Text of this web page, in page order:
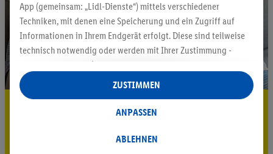
5.95 € Versand sparen³²ᵃ
App (gemeinsam: „Lidl-Dienste“) mittels verschiedener
Techniken, mit denen eine Speicherung und ein Zugriff auf
Informationen in Ihrem Endgerät erfolgt. Diese sind teilweise
technisch notwendig oder werden mit Ihrer Zustimmung -
auch durch Partner (u.a.
Verantwortliche; im Zusammenhang mit dem IAB TCF
insgesamt
Statistik-Erstellung oder für personalisierte Werbung
Datenverarbeitungen für personalisierte Werbung werden
ABLEHNEN
ANPASSEN
ZUSTIMMEN